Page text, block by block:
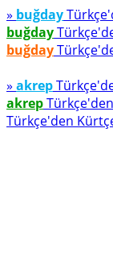
» buğday
buğday
buğday
» akrep
akrep
Türkçe'den